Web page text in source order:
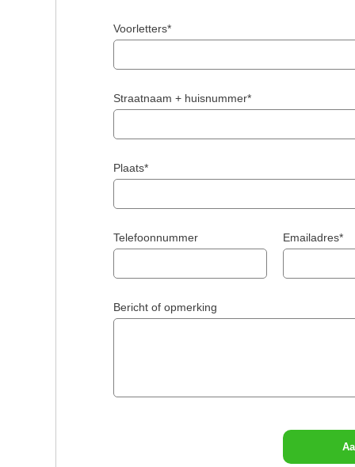
Voorletters*
Straatnaam + huisnummer*
Plaats*
Telefoonnummer Emailadres*
Bericht of opmerking